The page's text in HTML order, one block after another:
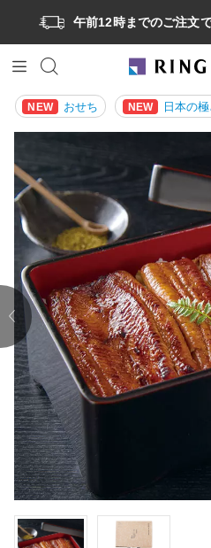
午前12時までのご注文
NEW おせち NEW 日本の
prev